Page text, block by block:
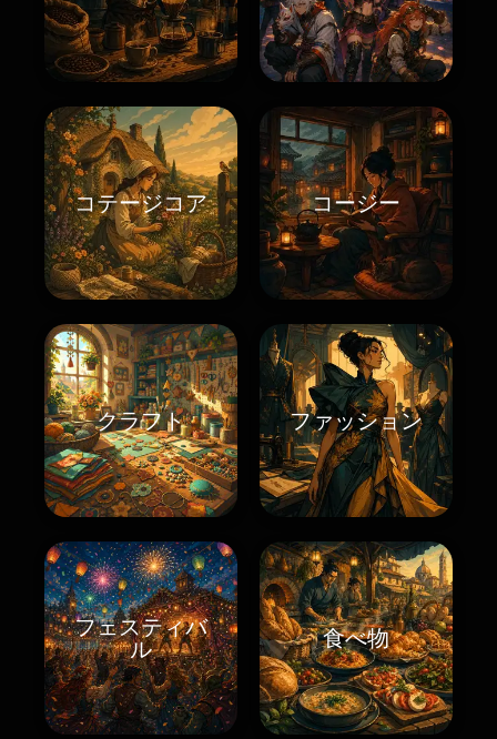
コテージコア コージー
クラフト ファッション
フェスティバ
ル
食べ物